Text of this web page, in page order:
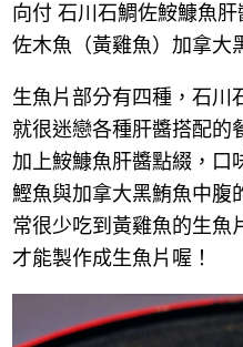
向付 石川石鯛佐鮟鱇魚
佐木魚（黃雞魚）加拿大
生魚片部分有四種，石川
就很迷戀各種肝醬搭配的
加上鮟鱇魚肝醬點綴，口
鰹魚與加拿大黑鮪魚中腹
常很少吃到黃雞魚的生魚
才能製作成生魚片喔！